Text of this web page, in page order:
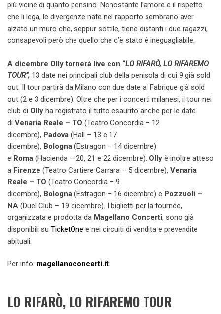
più vicine di quanto pensino. Nonostante l’amore e il rispetto
che li lega, le divergenze nate nel rapporto sembrano aver
alzato un muro che, seppur sottile, tiene distanti i due ragazzi,
consapevoli però che quello che c’è stato è ineguagliabile.
A dicembre Olly tornerà live con “LO RIFARÒ, LO RIFAREMO
TOUR”, 13 date nei principali club della penisola di cui 9 già sold
out. Il tour partirà da Milano con due date al Fabrique già sold
out (2 e 3 dicembre). Oltre che per i concerti milanesi, il tour nei
club di Olly ha registrato il tutto esaurito anche per le date
di Venaria Reale – TO (Teatro Concordia – 12
dicembre), Padova (Hall – 13 e 17
dicembre), Bologna (Estragon – 14 dicembre)
e Roma (Hacienda – 20, 21 e 22 dicembre). Olly è inoltre atteso
a Firenze (Teatro Cartiere Carrara – 5 dicembre), Venaria
Reale – TO (Teatro Concordia – 9
dicembre), Bologna (Estragon – 16 dicembre) e Pozzuoli –
NA (Duel Club – 19 dicembre). I biglietti per la tournée,
organizzata e prodotta da Magellano Concerti, sono già
disponibili su TicketOne e nei circuiti di vendita e prevendite
abituali.
Per info: magellanoconcerti.it.
LO RIFARÒ, LO RIFAREMO TOUR